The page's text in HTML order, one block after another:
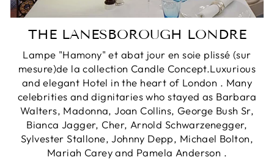
THE LANESBOROUGH LONDRE
Lampe "Hamony" et abat jour en soie plissé (sur
mesure)de la collection Candle Concept.Luxurious
and elegant Hotel in the heart of London . Many
celebrities and dignitaries who stayed as Barbara
Walters, Madonna, Joan Collins, George Bush Sr,
Bianca Jagger, Cher, Arnold Schwarzenegger,
Sylvester Stallone, Johnny Depp, Michael Bolton,
Mariah Carey and Pamela Anderson .